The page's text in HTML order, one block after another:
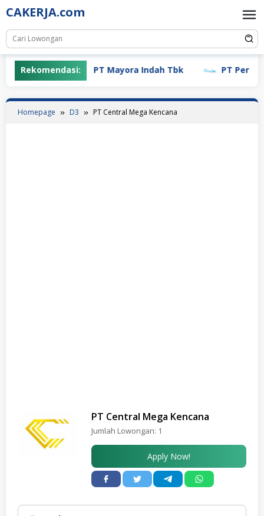
Skip
to
content
CAKERJA.com
Rekomendasi:PT Mayora Indah Tbk PT Pertiwi
Homepage D3 PT Central Mega Kencana
PT Central Mega Kencana
Jumlah Lowongan: 1
Apply Now!